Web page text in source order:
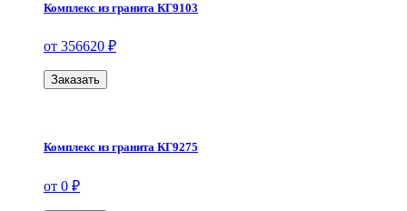
Комплекс из гранита КГ9103
от 356620 ₽
Заказать
Комплекс из гранита КГ9275
от 0 ₽